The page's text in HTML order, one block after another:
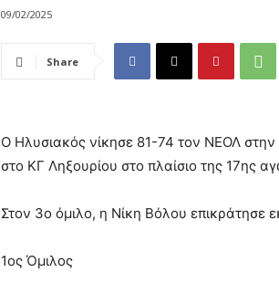
09/02/2025
Share
O Ηλυσιακός νίκησε 81-74 τον ΝΕΟΛ
στο ΚΓ Ληξουρίου στο πλαίσιο της 17ης
Στον 3ο όμιλο, η Νίκη Βόλου
1ος Όμιλος